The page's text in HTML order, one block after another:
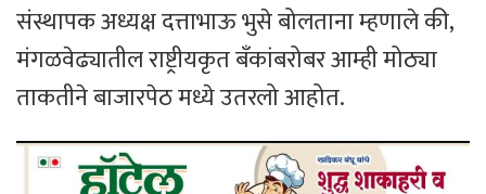
संस्थापक अध्यक्ष दत्ताभाऊ भुसे बोलताना म्हणाले की,
मंगळवेढ्यातील राष्ट्रीयकृत बँकांबरोबर आम्ही मोठ्या
ताकतीने बाजारपेठ मध्ये उतरलो आहोत.